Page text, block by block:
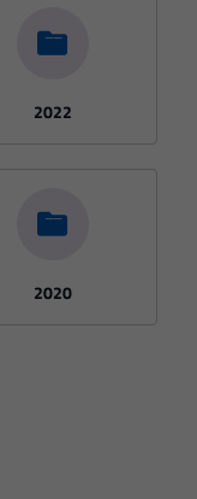
2022
2020